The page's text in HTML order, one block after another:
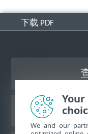
下载 PDF
We and our